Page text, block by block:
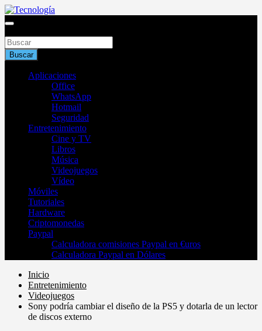
Saltar
al
Tecnología
Buscar
Aplicaciones
Office
WhatsApp
Hotmail
Seguridad
Entretenimiento
Cine y TV
Libros
Música
Videojuegos
Vídeo
Móviles
Tutoriales
Hardware
Criptomonedas
Paypal
Calculadora comisiones Paypal en €uros
Calculadora Paypal en Dólares
Inicio
Entretenimiento
Videojuegos
Sony podría cambiar el diseño de la PS5 y dotarla de un lector
de discos externo